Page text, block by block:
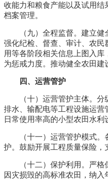
收能力和粮食产能以及试用结
档案管理。
（九）全程监督。建立
强化纪检、督查、审计、农民
用等各阶段相关信息上图入
为惩戒力度。推动健全农田建
四、运营管护
（十）运营管护主体。
排水、输配电等工程设施运
日常使用率高的小型农田水
（十一）运营管护模式
护。鼓励开展工程质量保险，
（十二）保护利用。严
因灾损毁的高标准农田，纳